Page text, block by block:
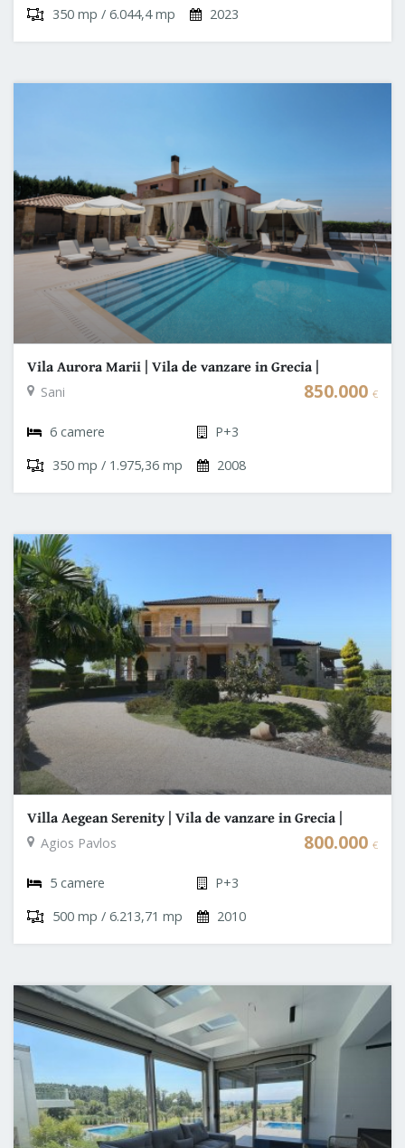
350 mp / 6.044,4 mp 2023
Vila Aurora Marii | Vila de vanzare in Grecia |
Halkidiki - Sani
Sani 850.000 €
6 camere
P+3
350 mp / 1.975,36 mp
2008
Villa Aegean Serenity | Vila de vanzare in Grecia |
Halkidiki - Kasandra
Agios Pavlos 800.000 €
5 camere
P+3
500 mp / 6.213,71 mp
2010